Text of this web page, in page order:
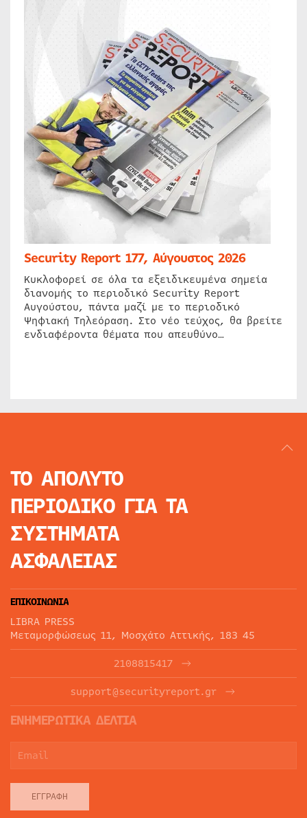
Security Report 177, Αύγουστος 2026
Κυκλοφορεί σε όλα τα εξειδικευμένα σημεία
διανομής το περιοδικό Security Report
Αυγούστου, πάντα μαζί με το περιοδικό
Ψηφιακή Τηλεόραση. Στο νέο τεύχος, θα βρείτε
ενδιαφέροντα θέματα που απευθύνο…
ΤΟ ΑΠΟΛΥΤΟ
ΠΕΡΙΟΔΙΚΟ ΓΙΑ ΤΑ
ΣΥΣΤΗΜΑΤΑ
ΑΣΦΑΛΕΙΑΣ
ΕΠΙΚΟΙΝΩΝΙΑ
LIBRA PRESS
Μεταμορφώσεως 11, Μοσχάτο Αττικής, 183 45
2108815417
support@securityreport.gr
ΕΝΗΜΕΡΩΤΙΚΑ ΔΕΛΤΙΑ
ΕΓΓΡΑΦΉ